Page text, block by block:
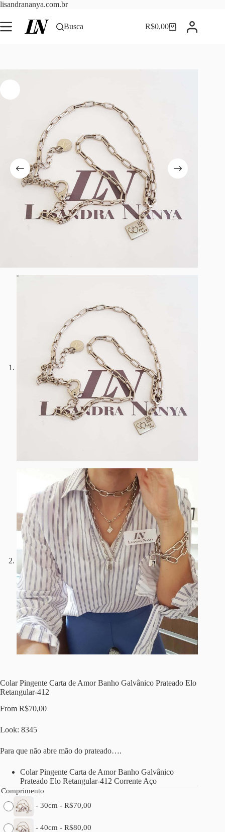
lisandrananya.com.brPular
o
conteúdo
Busca Carrinho
R$0,00
Colar Pingente Carta de Amor Banho Galvânico Prateado Elo
Retangular-412
From R$70,00
Look: 8345
Para que não abre mão do prateado….
Colar Pingente Carta de Amor Banho Galvânico
Prateado Elo Retangular-412 Corrente Aço
Comprimento
- 30cm - R$70,00
- 40cm - R$80,00